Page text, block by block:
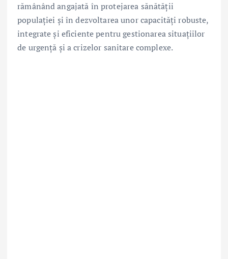
rămânând angajată în protejarea sănătății
populației și în dezvoltarea unor capacități robuste,
integrate și eficiente pentru gestionarea situațiilor
de urgență și a crizelor sanitare complexe.